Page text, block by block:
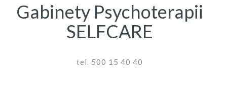
Gabinety Psychoterapii
SELFCARE
tel. 500 15 40 40